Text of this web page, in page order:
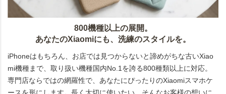
800機種以上の展開。
あなたのXiaomiにも、洗練のスタイルを。
iPhoneはもちろん、お店では見つからないと諦めがちな古いXiao
mi機種まで、取り扱い機種国内No.1を誇る800種類以上に対応。
専門店ならではの網羅性で、あなたにぴったりのXiaomiスマホケ